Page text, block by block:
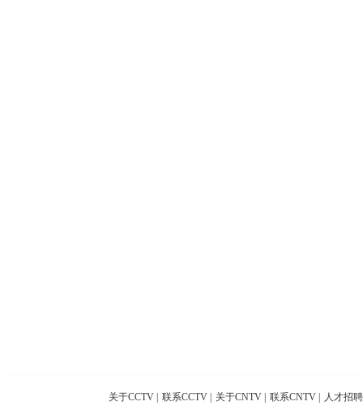
关于CCTV 联系CCTV 关于CNTV 联系CNTV 人才招聘